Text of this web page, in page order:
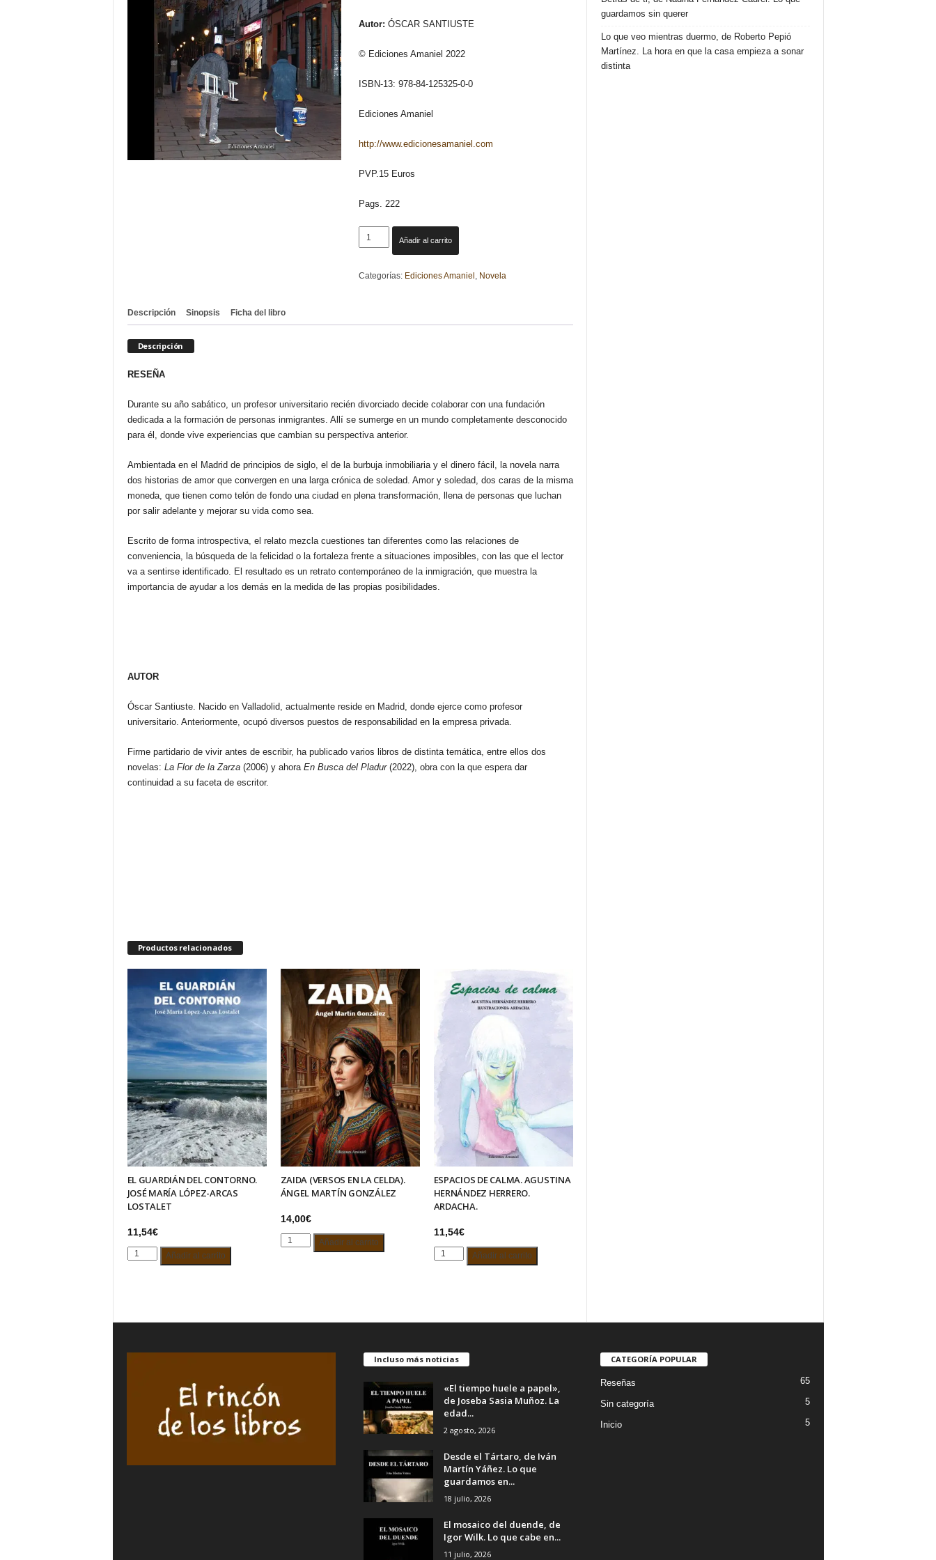
Autor: ÓSCAR SANTIUSTE
© Ediciones Amaniel 2022
ISBN-13: 978-84-125325-0-0
Ediciones Amaniel
http://www.edicionesamaniel.com
PVP.15 Euros
Pags. 222
EN
BUSCA
PLADUR.
Añadir al carrito
Categorías: Ediciones Amaniel , Novela
Descripción Sinopsis Ficha del libro
Descripción
RESEÑA
Durante su año sabático, un profesor universitario recién divorciado decide colaborar con una fundación
dedicada a la formación de personas inmigrantes. Allí se sumerge en un mundo completamente desconocido
para él, donde vive experiencias que cambian su perspectiva anterior.
Ambientada en el Madrid de principios de siglo, el de la burbuja inmobiliaria y el dinero fácil, la novela narra
dos historias de amor que convergen en una larga crónica de soledad. Amor y soledad, dos caras de la misma
moneda, que tienen como telón de fondo una ciudad en plena transformación, llena de personas que luchan
por salir adelante y mejorar su vida como sea.
Escrito de forma introspectiva, el relato mezcla cuestiones tan diferentes como las relaciones de
conveniencia, la búsqueda de la felicidad o la fortaleza frente a situaciones imposibles, con las que el lector
va a sentirse identificado. El resultado es un retrato contemporáneo de la inmigración, que muestra la
importancia de ayudar a los demás en la medida de las propias posibilidades.
AUTOR
Óscar Santiuste. Nacido en Valladolid, actualmente reside en Madrid, donde ejerce como profesor
universitario. Anteriormente, ocupó diversos puestos de responsabilidad en la empresa privada.
Firme partidario de vivir antes de escribir, ha publicado varios libros de distinta temática, entre ellos dos
novelas: La Flor de la Zarza(2006) y ahora En Busca del Pladur(2022), obra con la que espera dar
continuidad a su faceta de escritor.
Productos relacionados
EL GUARDIÁN DEL CONTORNO.
JOSÉ MARÍA LÓPEZ-ARCAS
LOSTALET
11,54€
EL
GUARDIÁN
MARÍA
ARCAS
Añadir al carrito
ZAIDA (VERSOS EN LA CELDA).
ÁNGEL MARTÍN GONZÁLEZ
14,00€
ZAIDA
(VERSOS
Añadir al carrito
ESPACIOS DE CALMA. AGUSTINA
HERNÁNDEZ HERRERO.
ARDACHA.
11,54€
ESPACIOS
HERRERO.
cantidad
Añadir al carrito
guardamos sin querer
Lo que veo mientras duermo, de Roberto Pepió
Martínez. La hora en que la casa empieza a sonar
distinta
Incluso más noticias
«El tiempo huele a papel»,
de Joseba Sasia Muñoz. La
edad...
2 agosto, 2026
Desde el Tártaro, de Iván
Martín Yáñez. Lo que
guardamos en...
18 julio, 2026
El mosaico del duende, de
Igor Wilk. Lo que cabe en...
11 julio, 2026
CATEGORÍA POPULAR
Reseñas 65
Sin categoría 5
Inicio 5